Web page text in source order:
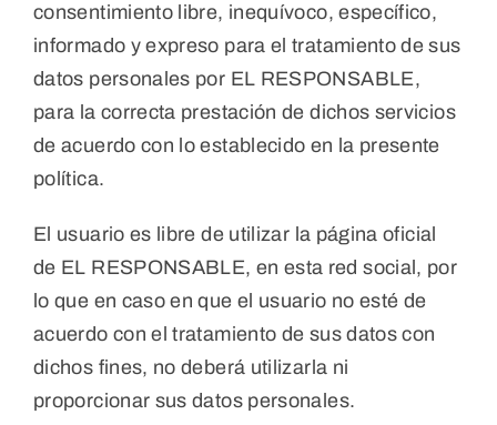
consentimiento libre, inequívoco, específico,
informado y expreso para el tratamiento de sus
datos personales por EL RESPONSABLE,
para la correcta prestación de dichos servicios
de acuerdo con lo establecido en la presente
política.
El usuario es libre de utilizar la página oficial
de EL RESPONSABLE, en esta red social, por
lo que en caso en que el usuario no esté de
acuerdo con el tratamiento de sus datos con
dichos fines, no deberá utilizarla ni
proporcionar sus datos personales.